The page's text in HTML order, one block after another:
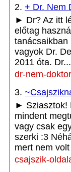
2. + Dr. Nem
► Dr? Az itt
előtag
tanácsaikban
vagyok Dr.
2011 óta. Dr...
dr-nem-
3.
► Sziasztok!
mindent
vagy csak
szerki :3
mert nem
csajszik-